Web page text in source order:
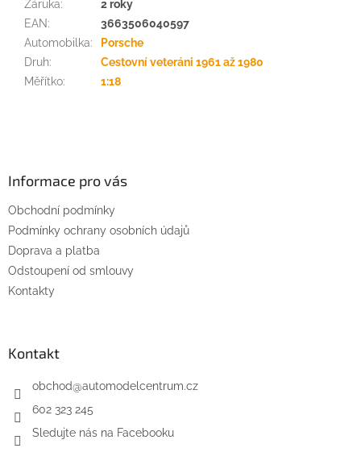
Záruka:
2 roky
EAN:
3663506040597
Automobilka:
Porsche
Druh:
Cestovní veteráni 1961 až 1980
Měřítko: 1:18
Informace pro vás
Obchodní podmínky
Podmínky ochrany osobních údajů
Doprava a platba
Odstoupení od smlouvy
Kontakty
Kontakt
obchod@automodelcentrum.cz
602 323 245
Sledujte nás na Facebooku